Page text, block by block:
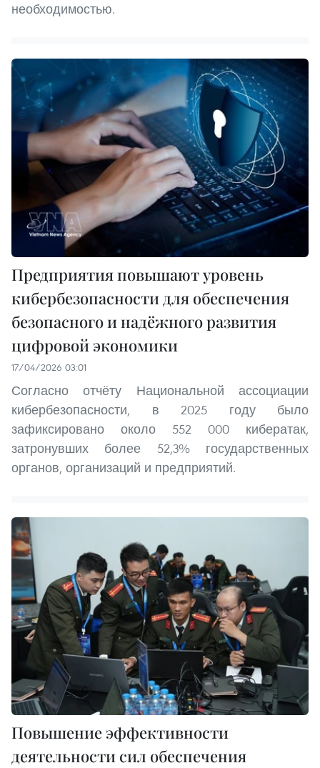
необходимостью.
Предприятия повышают уровень
кибербезопасности для обеспечения
безопасного и надёжного развития
цифровой экономики
17/04/2026 03:01
Согласно отчёту Национальной ассоциации
кибербезопасности, в 2025 году было
зафиксировано около 552 000 кибератак,
затронувших более 52,3% государственных
органов, организаций и предприятий.
Повышение эффективности
деятельности сил обеспечения